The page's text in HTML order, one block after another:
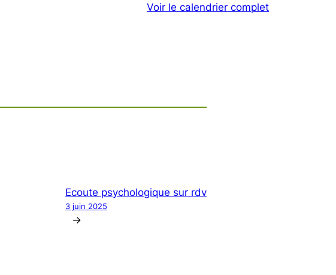
Voir le calendrier complet
Ecoute psychologique sur rdv
3 juin 2025
→